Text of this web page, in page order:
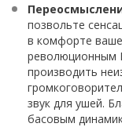
позвольте
в комфорте
революционным
производить
звук для ушей.
басовым